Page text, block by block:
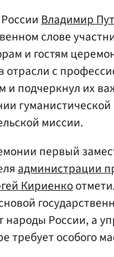
Владимир
слове
и гостям
отрасли с
и подчеркнул их
гуманистической
миссии.
первый
администрации
Кириенко
народы России, а
требует особого